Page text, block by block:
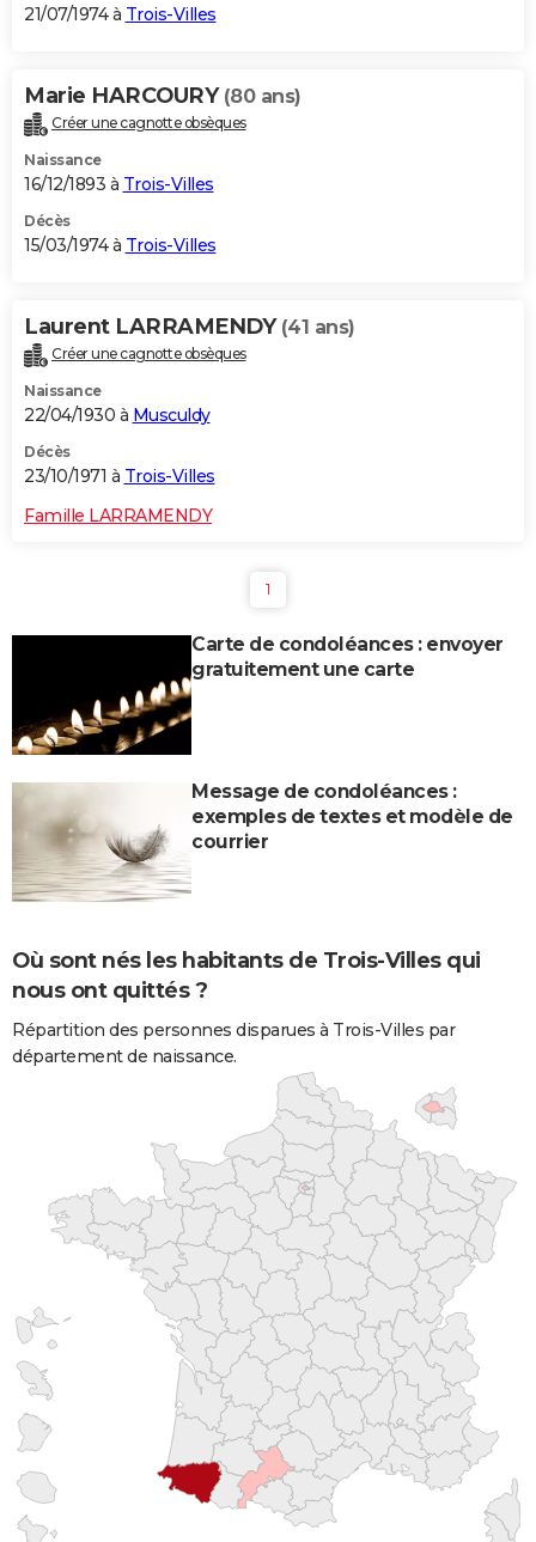
21/07/1974 à Trois-Villes
Marie HARCOURY (80 ans)
Créer une cagnotte obsèques
Naissance
16/12/1893 à Trois-Villes
Décès
15/03/1974 à Trois-Villes
Laurent LARRAMENDY (41 ans)
Créer une cagnotte obsèques
Naissance
22/04/1930 à Musculdy
Décès
23/10/1971 à Trois-Villes
Famille LARRAMENDY
1
Carte de condoléances : envoyer
gratuitement une carte
Message de condoléances :
exemples de textes et modèle de
courrier
Où sont nés les habitants de Trois-Villes qui
nous ont quittés ?
Répartition des personnes disparues à Trois-Villes par
département de naissance.